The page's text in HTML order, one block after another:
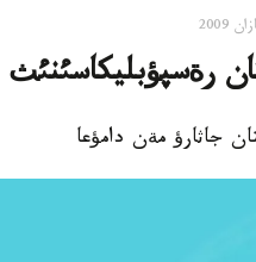
رةسپؤبليكاسئنئث
جاثارؤ مةن دامؤعا